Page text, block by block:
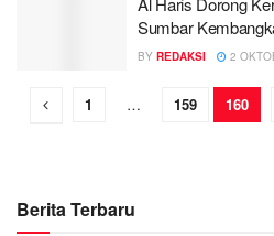
Sumbar
BY REDAKSI 2
1 … 159 160
Berita Terbaru